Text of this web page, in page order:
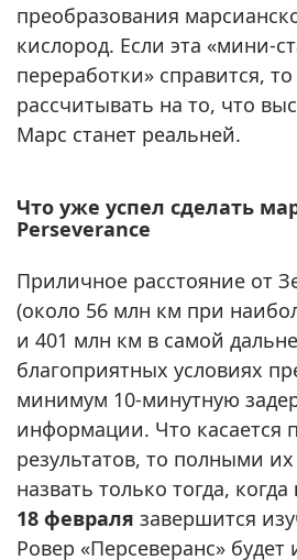
преобразования
кислород. Если эта «мини-
переработки» справится,
рассчитывать на то, что
Марс станет реальней.
Что уже успел сделать
Perseverance
Приличное расстояние от
(около 56 млн км при
и 401 млн км в самой
благоприятных условиях
минимум 10-минутную
информации. Что касается
результатов, то полными
назвать только тогда, когда
18 февраля завершится
Ровер «Персеверанс» будет